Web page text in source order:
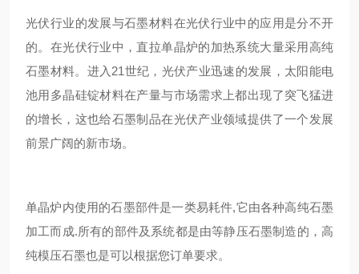
光伏行业的发展与石墨材料在光伏行业中的应用是分不开
的。在光伏行业中，直拉单晶炉的加热系统大量采用高纯
石墨材料。进入21世纪，光伏产业迅速的发展，太阳能电
池用多晶硅锭材料在产量与市场需求上都出现了突飞猛进
的增长，这也给石墨制品在光伏产业领域提供了一个发展
前景广阔的新市场。
单晶炉内使用的石墨部件是一类易耗件,它由各种高纯石墨
加工而成.所有的部件及系统都是由等静压石墨制造的，高
纯模压石墨也是可以根据您订单要求。